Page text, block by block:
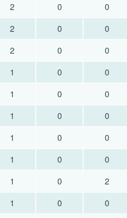
2
0 0
2
0 0
2
0 0
1
0 0
1
0 0
1
0 0
1
0 0
1
0 0
1
0 2
1
0 0